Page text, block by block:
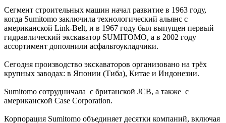
Сегмент строительных машин начал развитие в 1963 году,
когда Sumitomo заключила технологический альянс с
американской Link-Belt, и в 1967 году был выпущен первый
гидравлический экскаватор SUMITOMO, а в 2002 году
ассортимент дополнили асфальтоукладчики.
Сегодня производство экскаваторов организовано на трёх
крупных заводах: в Японии (Тиба), Китае и Индонезии.
Sumitomo сотрудничала с британской JCB, а также с
американской Case Corporation.
Корпорация Sumitomo объединяет десятки компаний, включая